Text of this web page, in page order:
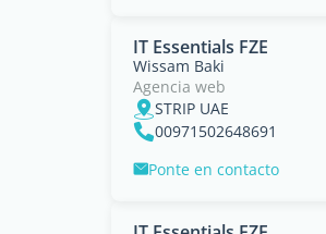
IT Essentials FZE
Wissam Baki
Agencia web
STRIP UAE
00971502648691
Ponte en contacto